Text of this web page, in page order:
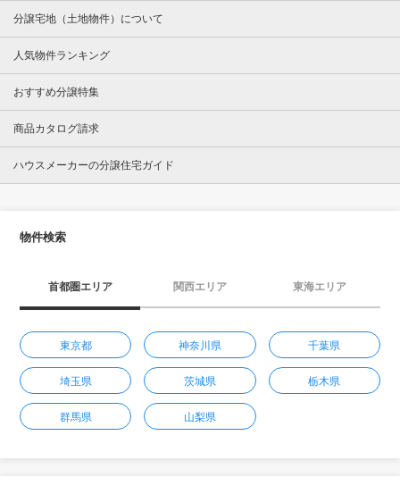
分譲宅地（土地物件）について
人気物件ランキング
おすすめ分譲特集
商品カタログ請求
ハウスメーカーの分譲住宅ガイド
物件検索
首都圏エリア 関西エリア 東海エリア
東京都 神奈川県 千葉県
埼玉県 茨城県 栃木県
群馬県 山梨県